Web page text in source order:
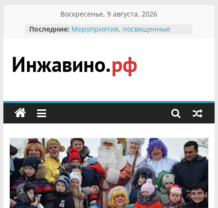
содержимому
Воскресенье, 9 августа, 2026
Последние:
В вольере Воронинского
заповедника родились крапчатые
Международному Дню семьи
Присвоение звания «Почётный
гражданин Инжавинского округа»
Отечественной, фронтовичке
Ученики приняли участие в
мероприятии «Сохраним
первоцветы!»
Инжавино.рф
сельский
портал